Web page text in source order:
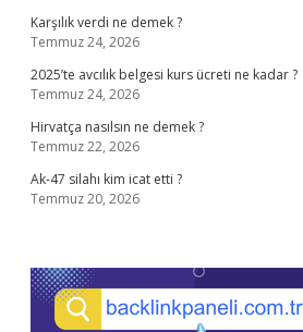
Karşılık verdi ne demek ?
Temmuz 24, 2026
2025’te avcılık belgesi kurs ücreti ne kadar ?
Temmuz 24, 2026
Hirvatça nasılsın ne demek ?
Temmuz 22, 2026
Ak-47 silahı kim icat etti ?
Temmuz 20, 2026